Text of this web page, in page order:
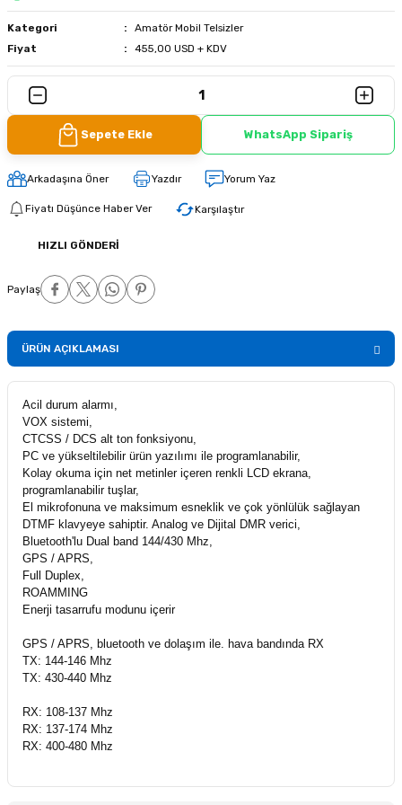
Kategori
Amatör Mobil Telsizler
Fiyat
455,00 USD + KDV
Sepete Ekle WhatsApp Sipariş
Arkadaşına Öner Yazdır Yorum Yaz
Fiyatı Düşünce Haber Ver Karşılaştır
HIZLI GÖNDERI
Paylaş
ÜRÜN AÇIKLAMASI
Acil durum alarmı,
VOX sistemi,
CTCSS / DCS alt ton fonksiyonu,
PC ve yükseltilebilir ürün yazılımı ile programlanabilir,
Kolay okuma için net metinler içeren renkli LCD ekrana,
programlanabilir tuşlar,
El mikrofonuna ve maksimum esneklik ve çok yönlülük sağlayan
DTMF klavyeye sahiptir. Analog ve Dijital DMR verici,
Bluetooth'lu Dual band 144/430 Mhz,
GPS / APRS,
Full Duplex,
ROAMMING
Enerji tasarrufu modunu içerir
GPS / APRS, bluetooth ve dolaşım ile. hava bandında RX
TX: 144-146 Mhz
TX: 430-440 Mhz
RX: 108-137 Mhz
RX: 137-174 Mhz
RX: 400-480 Mhz